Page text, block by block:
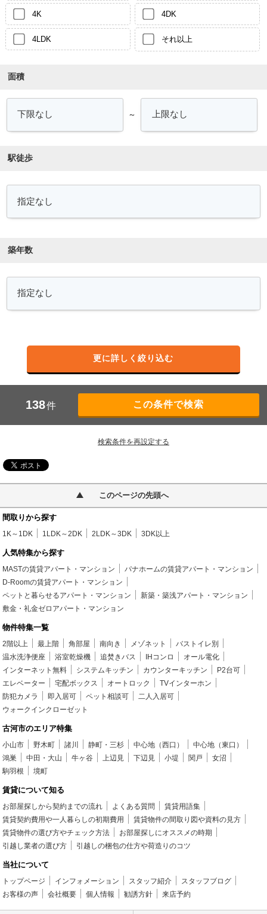
4K 4DK
4LDK それ以上
面積
～
駅徒歩
築年数
更に詳しく絞り込む
138件
検索条件を再設定する
このページの先頭へ
間取りから探す
1K～1DK 1LDK～2DK 2LDK～3DK 3DK以上
人気特集から探す
MASTの賃貸アパート・マンション
パナホームの賃貸アパート・マンション
D-Roomの賃貸アパート・マンション
ペットと暮らせるアパート・マンション
新築・築浅アパート・マンション
敷金・礼金ゼロアパート・マンション
物件特集一覧
2階以上 最上階 角部屋 南向き メゾネット
バストイレ別
温水洗浄便座
浴室乾燥機 追焚きバス IHコンロ
オール電化
インターネット無料
システムキッチン カウンターキッチン
P2台可
エレベーター
宅配ボックス オートロック
TVインターホン
防犯カメラ
即入居可 ペット相談可
二人入居可
ウォークインクローゼット
古河市のエリア特集
小山市 野木町 諸川 静町・三杉 中心地（西口）
中心地（東口）
鴻巣
中田・大山 牛ヶ谷 上辺見 下辺見 小堤 関戸
女沼
駒羽根
境町
賃貸について知る
お部屋探しから契約までの流れ よくある質問
賃貸用語集
賃貸契約費用や一人暮らしの初期費用
賃貸物件の間取り図や資料の見方
賃貸物件の選び方やチェック方法
お部屋探しにオススメの時期
引越し業者の選び方
引越しの梱包の仕方や荷造りのコツ
当社について
トップページ インフォメーション スタッフ紹介
スタッフブログ
お客様の声
会社概要 個人情報 勧誘方針 来店予約